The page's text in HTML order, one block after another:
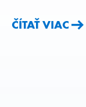
ČÍTAŤ VIAC